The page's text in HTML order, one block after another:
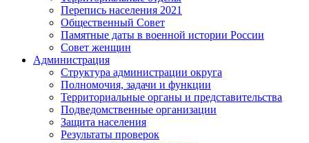
Перепись населения 2021
Общественный Совет
Памятные даты в военной истории России
Совет женщин
Администрация
Структура администрации округа
Полномочия, задачи и функции
Территориальные органы и представительства
Подведомственные организации
Защита населения
Результаты проверок